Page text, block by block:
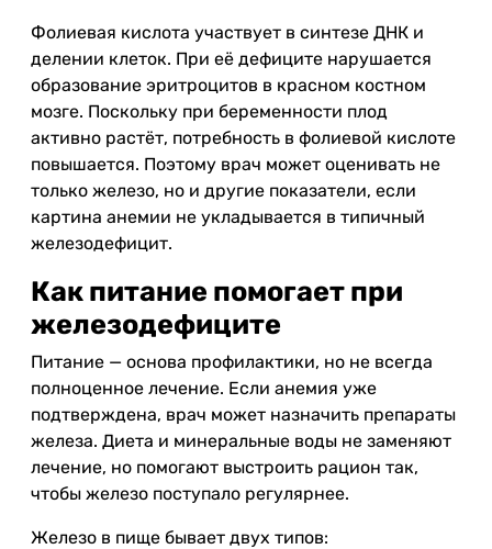
Фолиевая кислота участвует в синтезе ДНК и
делении клеток. При её дефиците нарушается
образование эритроцитов в красном костном
мозге. Поскольку при беременности плод
активно растёт, потребность в фолиевой кислоте
повышается. Поэтому врач может оценивать не
только железо, но и другие показатели, если
картина анемии не укладывается в типичный
железодефицит.
Как питание помогает при
железодефиците
Питание — основа профилактики, но не всегда
полноценное лечение. Если анемия уже
подтверждена, врач может назначить препараты
железа. Диета и минеральные воды не заменяют
лечение, но помогают выстроить рацион так,
чтобы железо поступало регулярнее.
Железо в пище бывает двух типов: